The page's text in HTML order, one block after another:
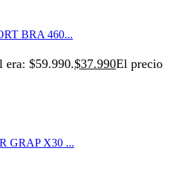
BRA 460...
$59.990.$37.990El precio
GRAP X30 ...